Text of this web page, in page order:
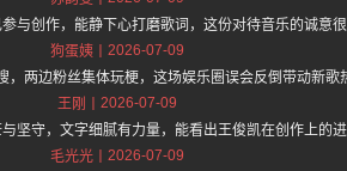
与创作，能静下心打磨歌词，这份对待音乐的诚意很
狗蛋姨
2026-07-09
，两边粉丝集体玩梗，这场娱乐圈误会反倒带动新歌
王刚
2026-07-09
坚守，文字细腻有力量，能看出王俊凯在创作上的进
毛光光
2026-07-09